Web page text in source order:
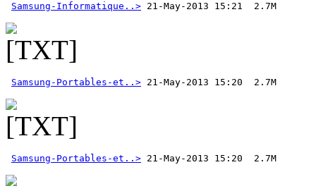
Samsung-Informatique..>
Samsung-Portables-et..>
Samsung-Portables-et..>